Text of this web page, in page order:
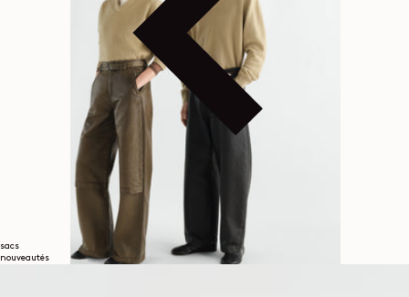
sacs
nouveautés